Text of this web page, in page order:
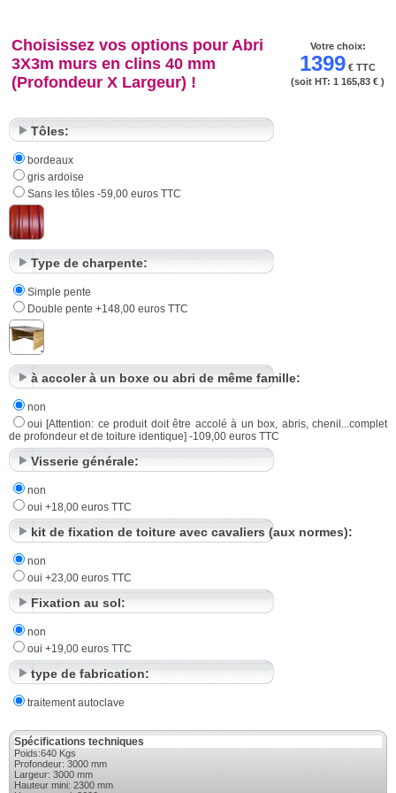
Choisissez vos options pour Abri
3X3m murs en clins 40 mm
(Profondeur X Largeur) !
Votre choix:
1399 € TTC
(soit HT: 1 165,83 € )
Tôles:
bordeaux
gris ardoise
Sans les tôles -59,00 euros TTC
Type de charpente:
Simple pente
Double pente +148,00 euros TTC
à accoler à un boxe ou abri de même famille:
non
oui [Attention: ce produit doit être accolé à un box, abris, chenil...complet
de profondeur et de toiture identique] -109,00 euros TTC
Visserie générale:
non
oui +18,00 euros TTC
kit de fixation de toiture avec cavaliers (aux normes):
non
oui +23,00 euros TTC
Fixation au sol:
non
oui +19,00 euros TTC
type de fabrication:
traitement autoclave
Spécifications techniques
Poids:640 Kgs
Profondeur: 3000 mm
Largeur: 3000 mm
Hauteur mini: 2300 mm